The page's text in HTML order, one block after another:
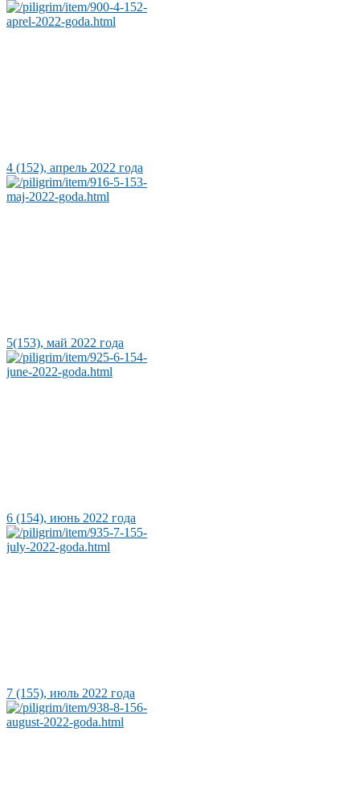
4 (152), апрель 2022 года
5(153), май 2022 года
6 (154), июнь 2022 года
7 (155), июль 2022 года